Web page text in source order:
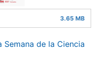
3.65 MB
de la Ciencia